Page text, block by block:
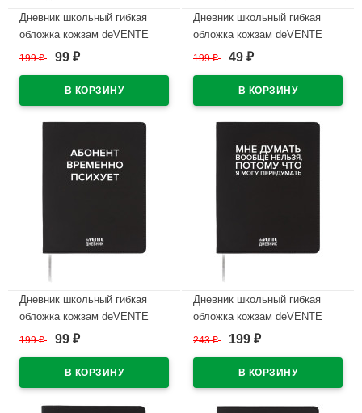
Дневник школьный гибкая
обложка кожзам deVENTE
Будешь проходить мимо
арт.2222537
199₽ 99 ₽
Дневник школьный гибкая
обложка кожзам deVENTE
Плохой парень (Bad Boy)
ляссе арт.2222514
199₽ 49 ₽
Дневник школьный гибкая
обложка кожзам deVENTE
Абонент временно психует
ляссе арт.2222536
199₽ 99 ₽
Дневник школьный гибкая
обложка кожзам deVENTE
Мне думать вообще нельзя
ляссе арт.2222551
243₽ 199 ₽